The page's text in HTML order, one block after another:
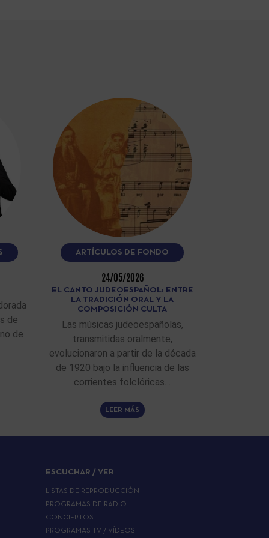
de
de
ARTÍCULOS DE FONDO
24/05/2026
EL CANTO JUDEOESPAÑOL: ENTRE
LA TRADICIÓN ORAL Y LA
COMPOSICIÓN CULTA
Las músicas judeoespañolas,
transmitidas oralmente,
evolucionaron a partir de la década
de 1920 bajo la influencia de las
corrientes folclóricas…
LEER MÁS
ESCUCHAR / VER
LISTAS DE REPRODUCCIÓN
PROGRAMAS DE RADIO
CONCIERTOS
PROGRAMAS TV / VÍDEOS